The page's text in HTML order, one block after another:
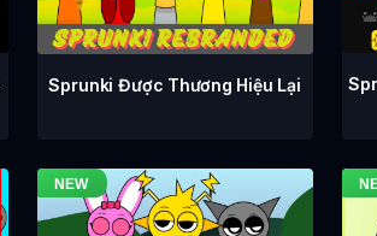
Sprunki Được Thương Hiệu Lại